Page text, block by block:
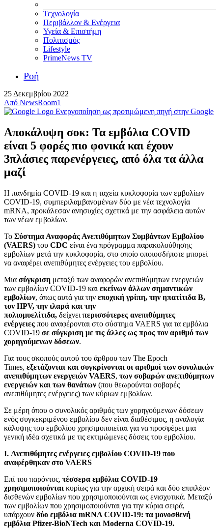
Τεχνολογία
Περιβάλλον & Ενέργεια
Υγεία & Επιστήμη
Πολιτισμός
Lifestyle
PrimeNews TV
Ροή
25 Δεκεμβρίου 2022
Από NewsRoom1
Ενεργοποίηση ως προτιμώμενη πηγή στην Google
Αποκάλυψη σοκ: Τα εμβόλια COVID
είναι 5 φορές πιο φονικά και έχουν
3πλάσιες παρενέργειες, από όλα τα άλλα
μαζί
Η πανδημία COVID-19 και η ταχεία κυκλοφορία των εμβολίων
COVID-19, συμπεριλαμβανομένων δύο με νέα τεχνολογία
mRNA, προκάλεσαν ανησυχίες σχετικά με την ασφάλεια αυτών
των νέων εμβολίων.
Το Σύστημα Αναφοράς Ανεπιθύμητων Συμβάντων Εμβολίου
(VAERS) του CDC είναι ένα πρόγραμμα παρακολούθησης
εμβολίων μετά την κυκλοφορία, στο οποίο οποιοσδήποτε μπορεί
να αναφέρει ανεπιθύμητες ενέργειες του εμβολίου.
Μια σύγκριση μεταξύ των αναφορών ανεπιθύμητων ενεργειών
των εμβολίων COVID-19 και εκείνων άλλων σημαντικών
εμβολίων, όπως αυτά για την εποχική γρίπη, την ηπατίτιδα Β,
τον HPV, την ιλαρά και την
πολιομυελίτιδα, δείχνει περισσότερες ανεπιθύμητες
ενέργειες που αναφέρονται στο σύστημα VAERS για τα εμβόλια
COVID-19 σε σύγκριση με τις άλλες ως προς τον αριθμό των
χορηγούμενων δόσεων.
Για τους σκοπούς αυτού του άρθρου των The Epoch
Times, εξετάζονται και συγκρίνονται οι αριθμοί των συνολικών
ανεπιθύμητων ενεργειών VAERS, των σοβαρών ανεπιθύμητων
ενεργειών και των θανάτων (που θεωρούνται σοβαρές
ανεπιθύμητες ενέργειες) των κύριων εμβολίων.
Σε μέρη όπου ο συνολικός αριθμός των χορηγούμενων δόσεων
ενός συγκεκριμένου εμβολίου δεν είναι διαθέσιμος, η αναλογία
κάλυψης του εμβολίου χρησιμοποιείται για να προσφέρει μια
γενική ιδέα σχετικά με τις εκτιμώμενες δόσεις του εμβολίου.
I. Ανεπιθύμητες ενέργειες εμβολίου COVID-19 που
αναφέρθηκαν στο VAERS
Επί του παρόντος, τέσσερα εμβόλια COVID-19
χρησιμοποιούνται κυρίως για την αρχική σειρά και δύο επιπλέον
δισθενών εμβολίων που χρησιμοποιούνται ως ενισχυτικά. Μεταξύ
των εμβολίων που χρησιμοποιούνται για την κύρια σειρά,
υπάρχουν δύο εμβόλια mRNA COVID-19: τα μονοσθενή
εμβόλια Pfizer-BioNTech και Moderna COVID-19.